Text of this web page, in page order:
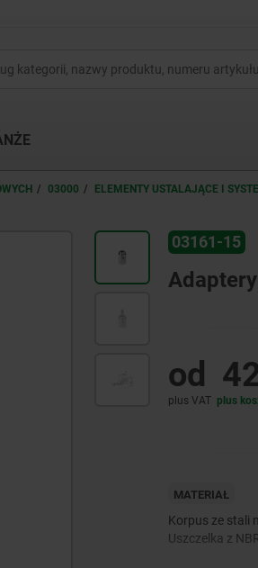
03000 ELEMENTY USTALAJĄCE I
03161-15
od
plus VAT plus
MATERIAŁ
Korpus ze stali
Uszczelka z